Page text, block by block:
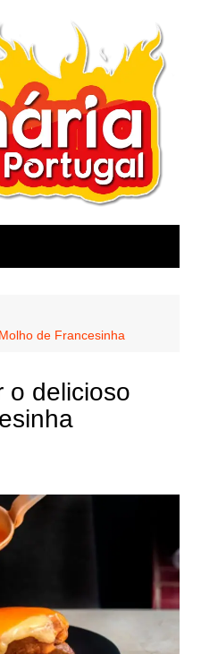
de Francesinha
o delicioso